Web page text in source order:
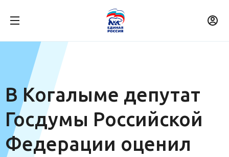
В Когалыме депутат
Госдумы Российской
Федерации оценил